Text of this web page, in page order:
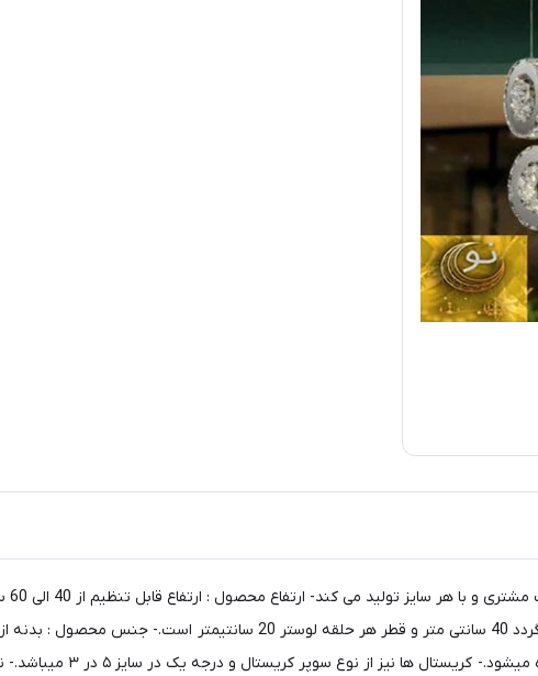
محصول : قطر صفحه استیلی که به سقف نصب میگردد 40 سانتی متر و
روی آن وجود ندارد و